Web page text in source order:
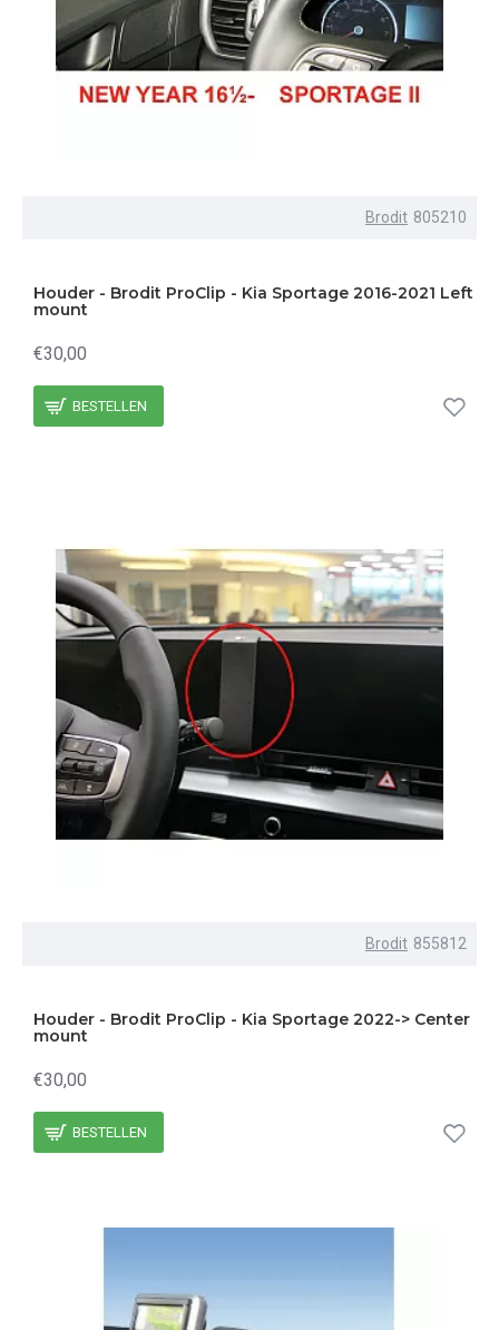
Brodit 805210
Houder - Brodit ProClip - Kia Sportage 2016-2021 Left
mount
€30,00
BESTELLEN
Brodit 855812
Houder - Brodit ProClip - Kia Sportage 2022-> Center
mount
€30,00
BESTELLEN